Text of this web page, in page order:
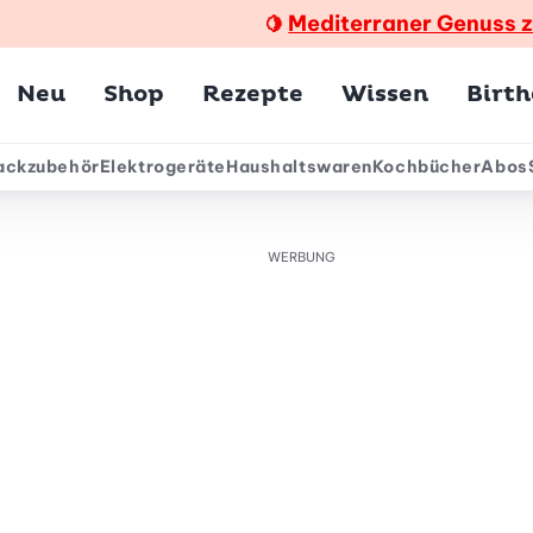
🍋 Mediterraner Genuss
Neu Shop Rezepte Wissen
ElektrogeräteHaushaltswarenKochbücherAbos
WERBUNG